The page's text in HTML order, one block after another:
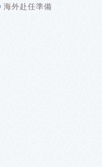
海外赴任準備